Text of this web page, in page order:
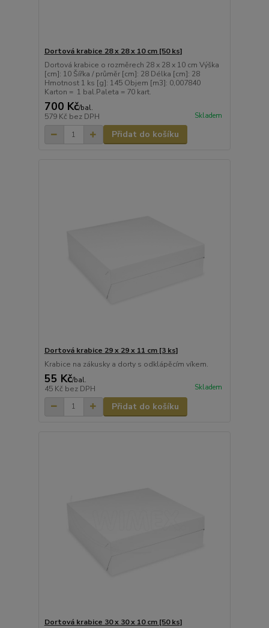
Dortová krabice 28 x 28 x 10 cm [50 ks]
Dortová krabice o rozměrech 28 x 28 x 10 cm Výška
[cm]: 10 Šířka / průměr [cm]: 28 Délka [cm]: 28
Hmotnost 1 ks [g]: 145 Objem [m3]: 0,007840
Karton = 1 bal.Paleta = 70 kart.
700 Kč/bal.
579 Kč bez DPH Skladem
Přidat do košíku
Dortová krabice 29 x 29 x 11 cm [3 ks]
Krabice na zákusky a dorty s odklápěcím víkem.
55 Kč/bal.
45 Kč bez DPH Skladem
Přidat do košíku
Dortová krabice 30 x 30 x 10 cm [50 ks]